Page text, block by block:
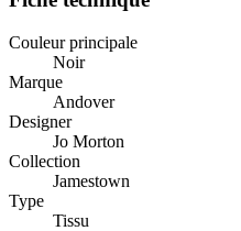
Couleur principale
Noir
Marque
Andover
Designer
Jo Morton
Collection
Jamestown
Type
Tissu